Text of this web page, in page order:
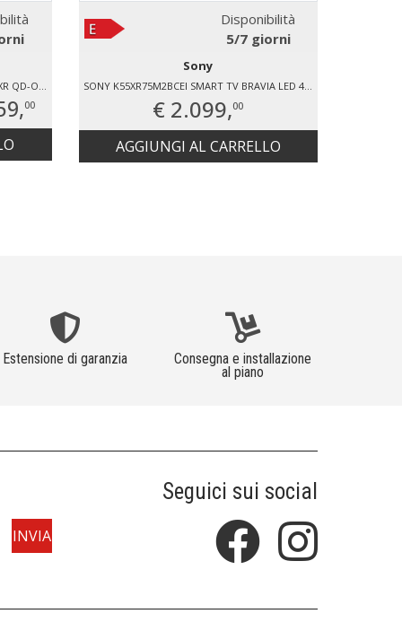
SONY K65XR8M25B SMART TV BRAVIA XR QD-OLED 4K 65" K65XR8M25B.CEI
00
Disponibilità
5/7 giorni
Sony
SONY K55XR75M2BCEI SMART TV BRAVIA LED 4K 55" K55XR75M2B.CEI
€ 2.099,00
AGGIUNGI AL CARRELLO
Estensione di garanzia Consegna e installazione
al piano
Seguici sui social